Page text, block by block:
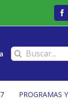
Buscar:
PROGRAMAS